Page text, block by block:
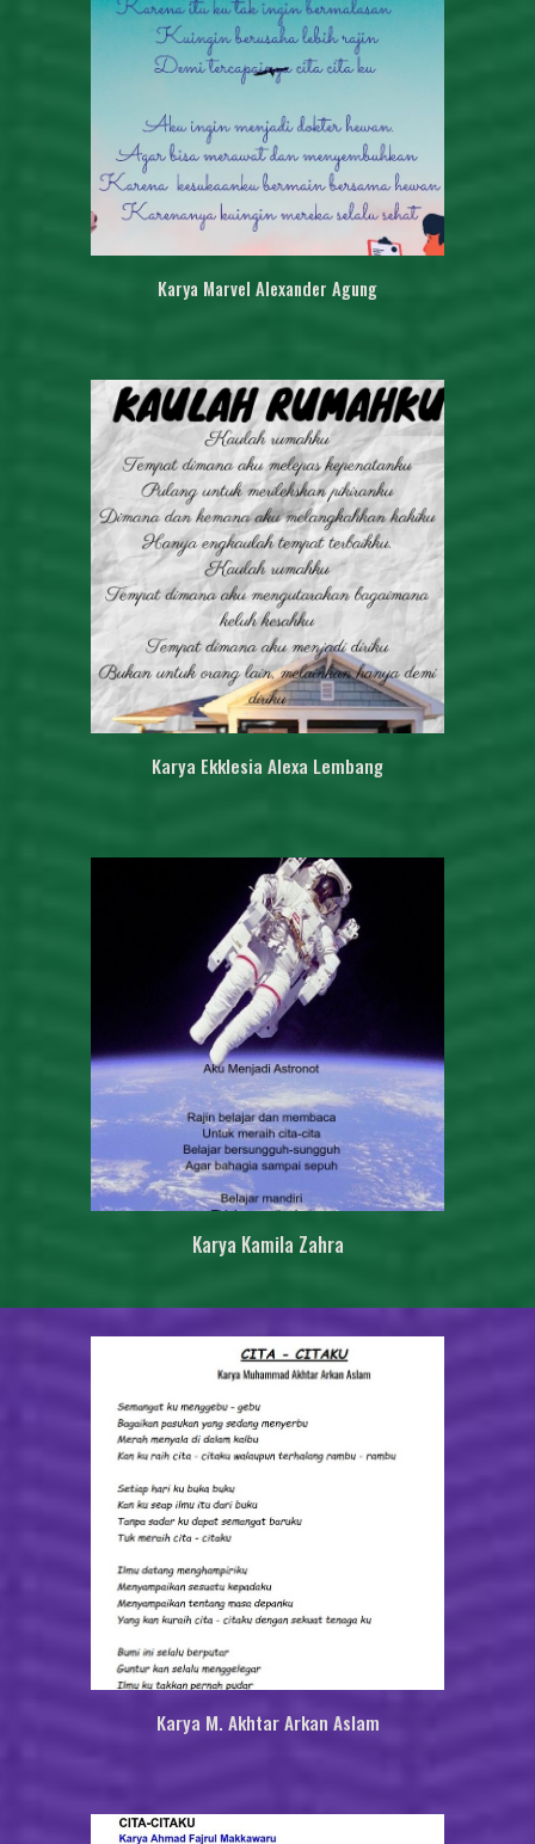
Karya Marvel Alexander Agung
Karya Ekklesia Alexa Lembang
Karya Kamila Zahra
Karya M. Akhtar Arkan Aslam